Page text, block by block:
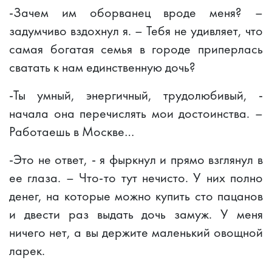
-Зачем им оборванец вроде меня? –
задумчиво вздохнул я. – Тебя не удивляет, что
самая богатая семья в городе приперлась
сватать к нам единственную дочь?
-Ты умный, энергичный, трудолюбивый, -
начала она перечислять мои достоинства. –
Работаешь в Москве…
-Это не ответ, - я фыркнул и прямо взглянул в
ее глаза. – Что-то тут нечисто. У них полно
денег, на которые можно купить сто пацанов
и двести раз выдать дочь замуж. У меня
ничего нет, а вы держите маленький овощной
ларек.